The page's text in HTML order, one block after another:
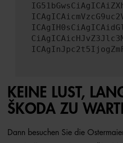
KEINE LUST,
ŠKODA ZU
Dann besuchen Sie die